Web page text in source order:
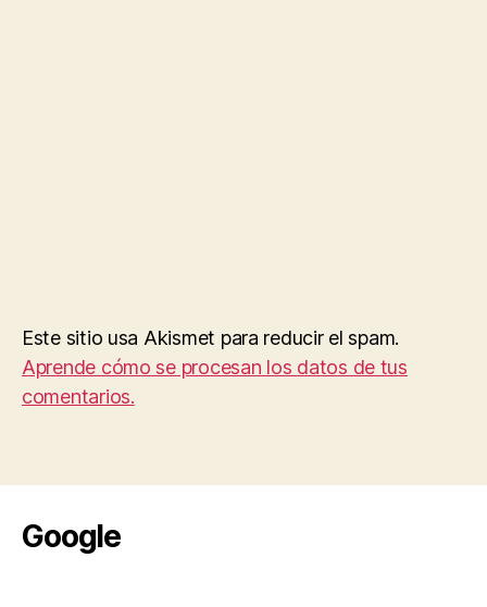
Este sitio usa Akismet para reducir el spam.
Aprende cómo se procesan los datos de tus
comentarios.
Google